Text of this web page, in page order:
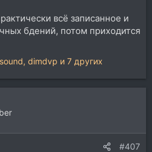
всё записанное и
бдений, потом приходится
, dimdvp и 7 других
#407